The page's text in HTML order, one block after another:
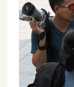
免
費
空
間